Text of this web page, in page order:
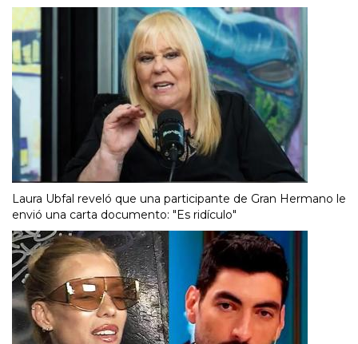
Laura Ubfal reveló que una participante de Gran Hermano le
envió una carta documento: "Es ridículo"